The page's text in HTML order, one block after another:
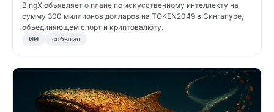
стоимостью 300 млн долларов
BingX объявляет о плане по искусственному интеллекту на
сумму 300 миллионов долларов на TOKEN2049 в Сингапуре,
объединяющем спорт и криптовалюту.
ИИ события